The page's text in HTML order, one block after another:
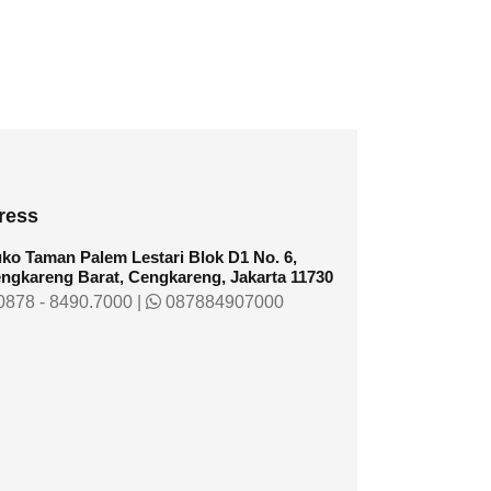
Taman Palem Lestari Blok D1 No. 6,
Barat, Cengkareng, Jakarta 11730
- 8490.7000| 087884907000